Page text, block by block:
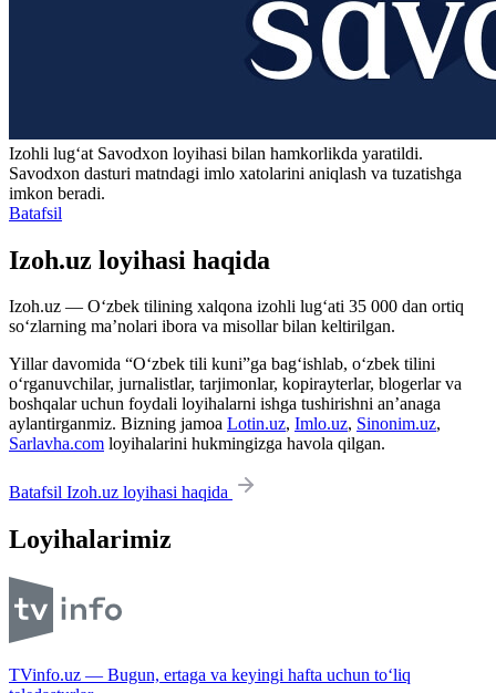
Izohli lugʻat Savodxon loyihasi bilan hamkorlikda yaratildi.
Savodxon dasturi matndagi imlo xatolarini aniqlash va tuzatishga
imkon beradi.
Batafsil
Izoh.uz loyihasi haqida
Izoh.uz — O‘zbek tilining xalqona izohli lug‘ati 35 000 dan ortiq
so‘zlarning ma’nolari ibora va misollar bilan keltirilgan.
Yillar davomida “O‘zbek tili kuni”ga bag‘ishlab, o‘zbek tilini
o‘rganuvchilar, jurnalistlar, tarjimonlar, kopirayterlar, blogerlar va
boshqalar uchun foydali loyihalarni ishga tushirishni an’anaga
aylantirganmiz. Bizning jamoa Lotin.uz, Imlo.uz, Sinonim.uz,
Sarlavha.com loyihalarini hukmingizga havola qilgan.
Batafsil Izoh.uz loyihasi haqida
Loyihalarimiz
TVinfo.uz — Bugun, ertaga va keyingi hafta uchun to‘liq